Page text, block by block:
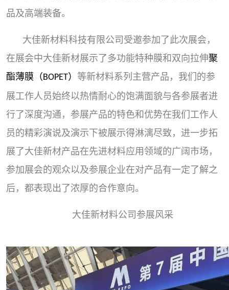
品及高端装备。
大佳新材料科技有限公司受邀参加了此次展会，
在展会中大佳新材展示了多功能特种膜和双向拉伸聚
酯薄膜（BOPET） 等新材料系列主营产品，我们的参
展工作人员始终以热情耐心的饱满面貌与各参展者进
行了深度沟通，参展产品的特色和优势在我们工作人
员的精彩演说及演示下被展示得淋漓尽致，进一步拓
展了大佳新材产品在先进材料应用领域的广阔市场，
参加展会的观众以及参展企业在对产品有一定了解之
后，都表现出了浓厚的合作意向。
大佳新材料公司参展风采